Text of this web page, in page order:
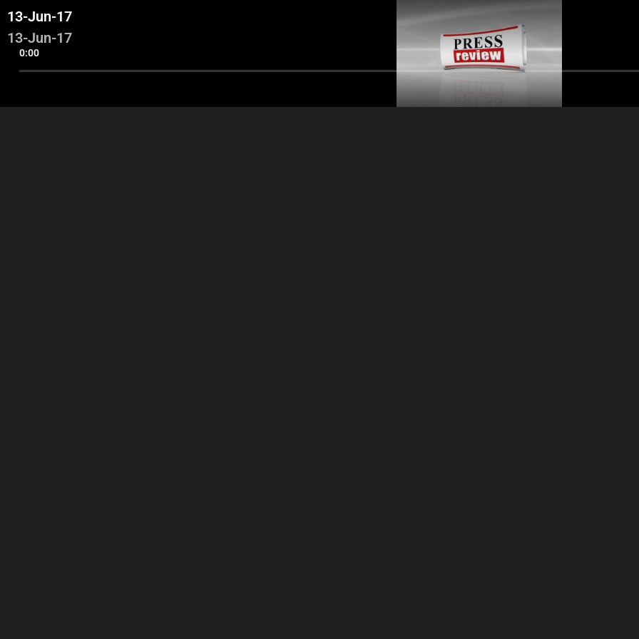
0:00
13-Jun-17
13-Jun-17